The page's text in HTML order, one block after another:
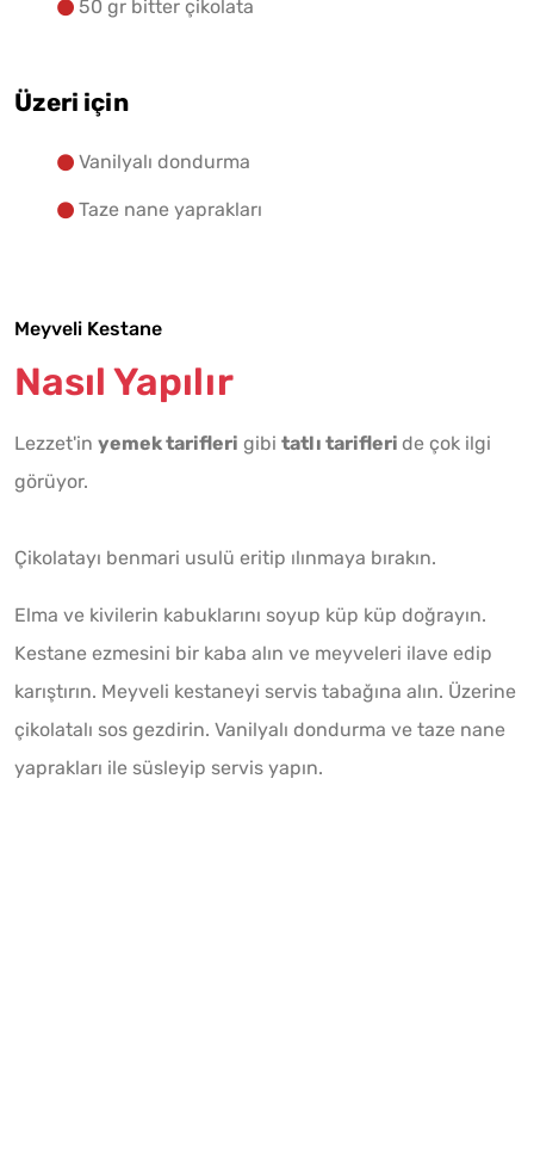
50 gr bitter çikolata
Üzeri için
Vanilyalı dondurma
Taze nane yaprakları
Meyveli Kestane
Nasıl Yapılır
Lezzet'in yemek tarifleri gibi tatlı tarifleri de çok ilgi
görüyor.
Çikolatayı benmari usulü eritip ılınmaya bırakın.
Elma ve kivilerin kabuklarını soyup küp küp doğrayın.
Kestane ezmesini bir kaba alın ve meyveleri ilave edip
karıştırın. Meyveli kestaneyi servis tabağına alın. Üzerine
çikolatalı sos gezdirin. Vanilyalı dondurma ve taze nane
yaprakları ile süsleyip servis yapın.